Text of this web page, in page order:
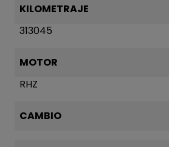
KILOMETRAJE
313045
MOTOR
RHZ
CAMBIO